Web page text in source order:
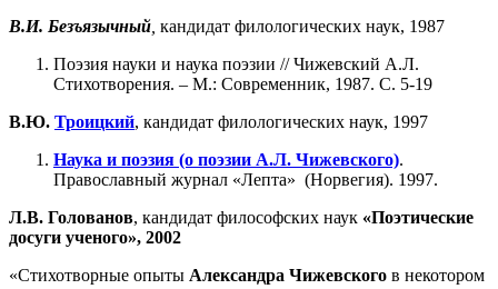
В.И. Безъязычный кандидат филологических наук, 1987
Поэзия науки и наука поэзии // Чижевский А.Л.
Стихотворения. – М.: Современник, 1987. С. 5-19
В.Ю. Троицкий, кандидат филологических наук, 1997
Наука и поэзия (о поэзии А.Л. Чижевского).
Православный журнал «Лепта» (Норвегия). 1997.
Л.В. Голованов, кандидат философских наук «Поэтические
досуги ученого», 2002
«Стихотворные опыты Александра Чижевского в некотором